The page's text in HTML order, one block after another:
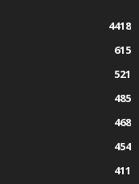
4418
615
521
485
468
454
411